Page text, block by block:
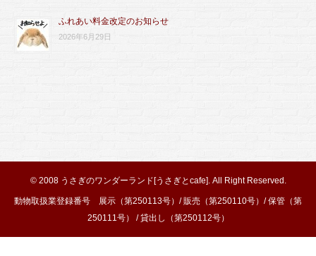
ふれあい料金改定のお知らせ
2026年6月29日
© 2008 うさぎのワンダーランド[うさぎとcafe]. All Right Reserved.
動物取扱業登録番号 展示（第250113号）/ 販売（第250110号）/ 保管（第
250111号） / 貸出し（第250112号）